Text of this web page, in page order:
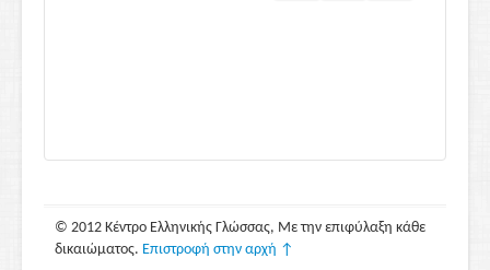
© 2012 Κέντρο Ελληνικής Γλώσσας, Με την επιφύλαξη κάθε
δικαιώματος. Επιστροφή στην αρχή ↑